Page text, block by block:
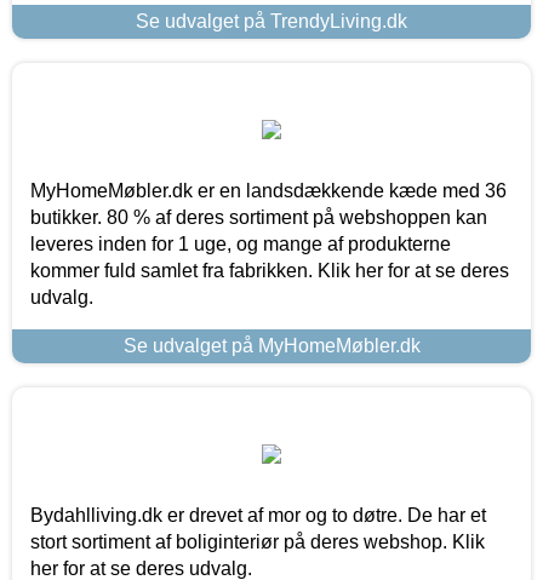
Se udvalget på TrendyLiving.dk
MyHomeMøbler.dk er en landsdækkende kæde med 36
butikker. 80 % af deres sortiment på webshoppen kan
leveres inden for 1 uge, og mange af produkterne
kommer fuld samlet fra fabrikken. Klik her for at se deres
udvalg.
Se udvalget på MyHomeMøbler.dk
Bydahlliving.dk er drevet af mor og to døtre. De har et
stort sortiment af boliginteriør på deres webshop. Klik
her for at se deres udvalg.